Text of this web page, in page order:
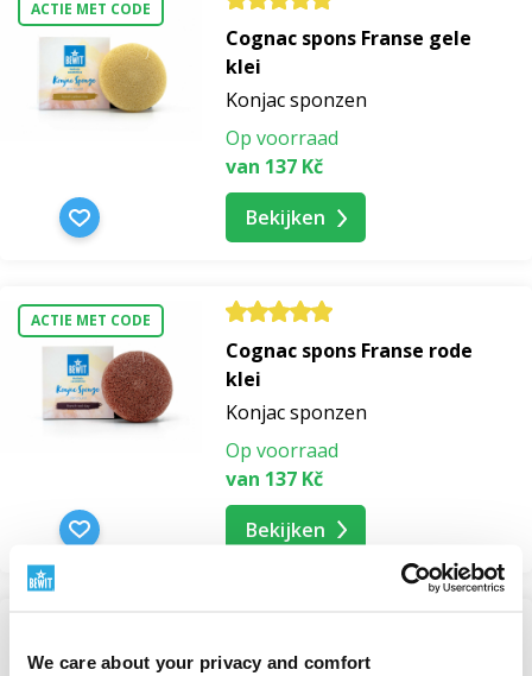
We care about your privacy and comfort
ACTIE MET CODE
Cognac spons Franse gele
klei
Konjac sponzen
Op voorraad
van 137 Kč
Bekijken
ACTIE MET CODE
Cognac spons Franse rode
klei
Konjac sponzen
Op voorraad
van 137 Kč
Bekijken
Cognac spons lavaklei